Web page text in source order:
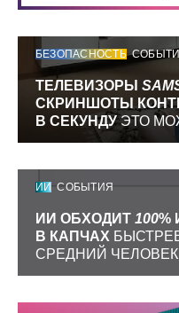
БЕЗОПАСНОСТЬ
ТЕЛЕВИЗОРЫ
СКРИНШОТЫ
В СЕКУНДУЭТО
ИИ СОБЫТИЯ
ИИ ОБХОДИТ 100%
В КАПЧАХ
СРЕДНИЙ ЧЕЛОВЕК